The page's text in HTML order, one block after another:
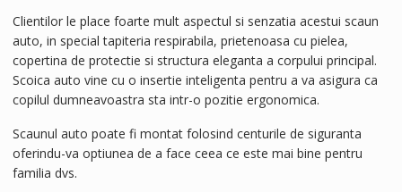
Clientilor le place foarte mult aspectul si senzatia acestui scaun
auto, in special tapiteria respirabila, prietenoasa cu pielea,
copertina de protectie si structura eleganta a corpului principal.
Scoica auto vine cu o insertie inteligenta pentru a va asigura ca
copilul dumneavoastra sta intr-o pozitie ergonomica.
Scaunul auto poate fi montat folosind centurile de siguranta
oferindu-va optiunea de a face ceea ce este mai bine pentru
familia dvs.